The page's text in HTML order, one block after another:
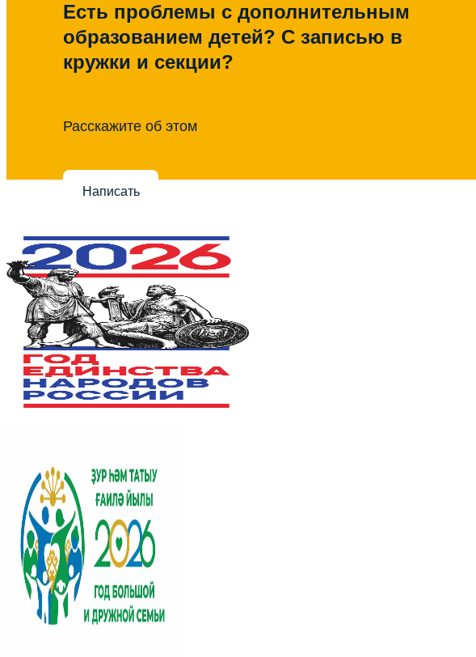
Есть проблемы с дополнительным
образованием детей? С записью в
кружки и секции?
Расскажите об этом
Написать